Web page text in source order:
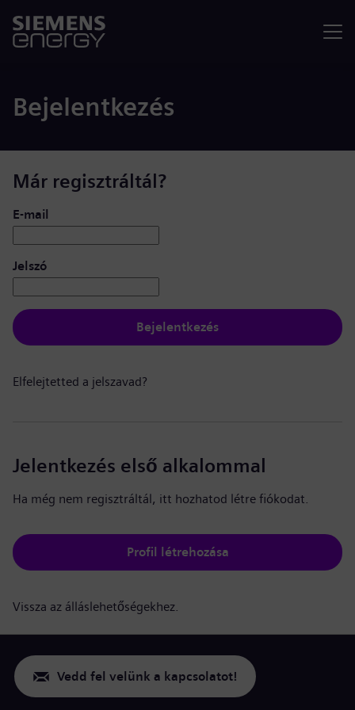
Bejelentkezés
Már regisztráltál?
Bejelentkezés: felhasználó és jelszó
E-mail
Jelszó
Bejelentkezés
Elfelejtetted a jelszavad?
Jelentkezés első alkalommal
Ha még nem regisztráltál, itt hozhatod létre fiókodat.
Profil létrehozása
Vissza az álláslehetőségekhez.
Vedd fel velünk a kapcsolatot!